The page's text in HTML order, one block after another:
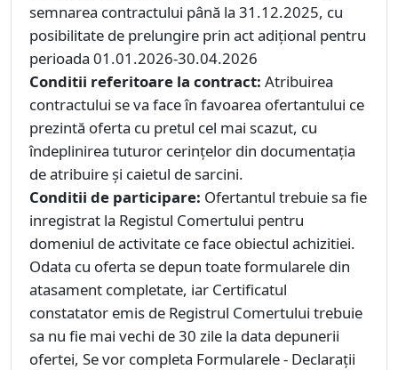
semnarea contractului până la 31.12.2025, cu
posibilitate de prelungire prin act adițional pentru
perioada 01.01.2026-30.04.2026
Conditii referitoare la contract: Atribuirea
contractului se va face în favoarea ofertantului ce
prezintă oferta cu pretul cel mai scazut, cu
îndeplinirea tuturor cerințelor din documentația
de atribuire și caietul de sarcini.
Conditii de participare: Ofertantul trebuie sa fie
inregistrat la Registul Comertului pentru
domeniul de activitate ce face obiectul achizitiei.
Odata cu oferta se depun toate formularele din
atasament completate, iar Certificatul
constatator emis de Registrul Comertului trebuie
sa nu fie mai vechi de 30 zile la data depunerii
ofertei, Se vor completa Formularele - Declarații